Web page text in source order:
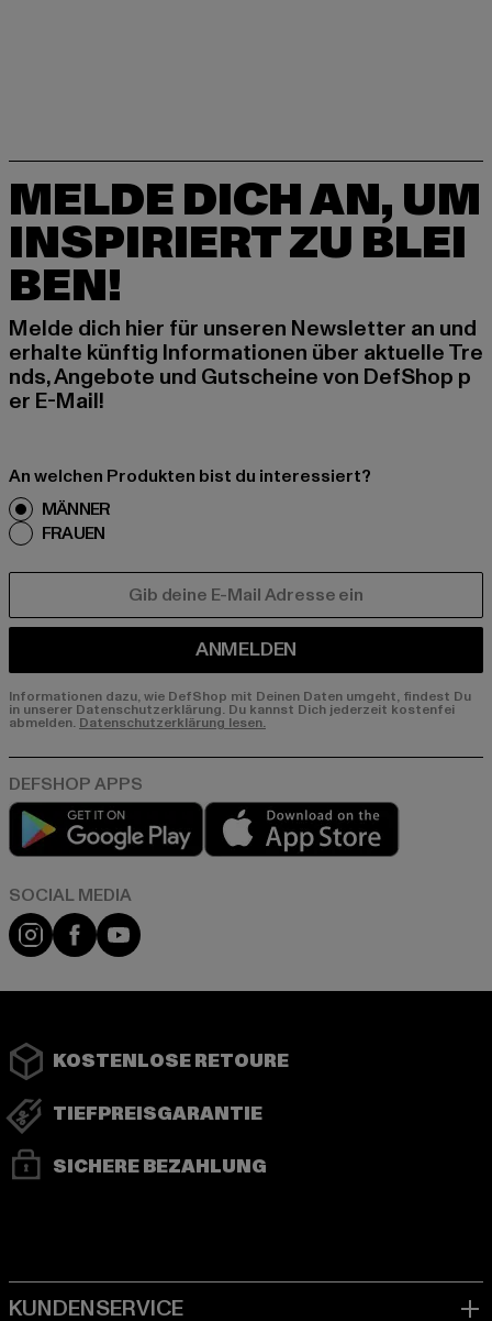
MELDE DICH AN, UM
INSPIRIERT ZU BLEI
BEN!
Melde dich hier für unseren Newsletter an und
erhalte künftig Informationen über aktuelle Tre
nds, Angebote und Gutscheine von DefShop p
er E-Mail!
An welchen Produkten bist du interessiert?
MÄNNER
FRAUEN
ANMELDEN
Informationen dazu, wie DefShop mit Deinen Daten umgeht, findest Du
in unserer Datenschutzerklärung. Du kannst Dich jederzeit kostenfei
abmelden. Datenschutzerklärung lesen.
Play market
Instagram
FacebookYouTube
KOSTENLOSE RETOURE
TIEFPREISGARANTIE
SICHERE BEZAHLUNG